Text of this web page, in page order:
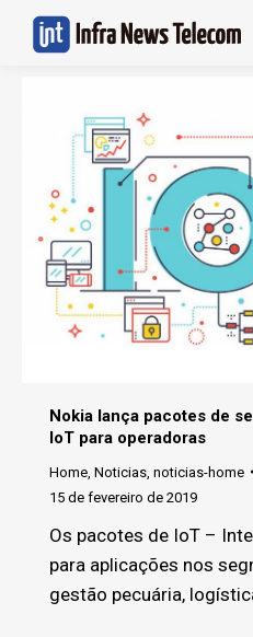
Nokia lança pacotes de
IoT para operadoras
Home Noticias noticias-home
15 de fevereiro de 2019
Os pacotes de IoT –
para aplicações nos
gestão pecuária,